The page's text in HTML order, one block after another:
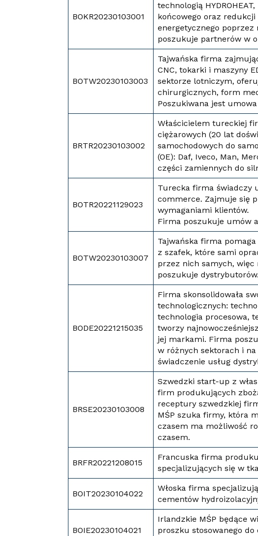
BOKR20230103001
technologią
końcowego oraz
energetycznego
poszukuje partnerów w
BOTW20230103003
Tajwańska firma
CNC, tokarki i maszyny
sektorze lotniczym,
chirurgicznych, form
Poszukiwana jest
BRTR20230103002
Właścicielem tureckiej
ciężarowych (20 lat
samochodowych do
(OE): Daf, Iveco, Man,
części zamiennych do
BOTR20221129023
Turecka firma świadczy
commerce. Zajmuje się
wymaganiami klientów.
Firma poszukuje umów
BOTW20230103007
Tajwańska firma
z szafek, które sami
przez nich samych, więc
poszukuje dystrybutorów.
BODE20221215035
Firma skonsolidowała
technologicznych:
technologia procesowa,
tworzy
jej markami. Firma
w różnych sektorach i
świadczenie usług
BRSE20230103008
Szwedzki start-up z
firm produkujących
receptury szwedzkiej
MŚP szuka firmy, która
czasem ma możliwość
czasem.
BRFR20221208015
Francuska firma
specjalizujących się w
BOIT20230104022
Włoska firma
cementów
BOIE20230104021
Irlandzkie MŚP będące
proszku stosowanego